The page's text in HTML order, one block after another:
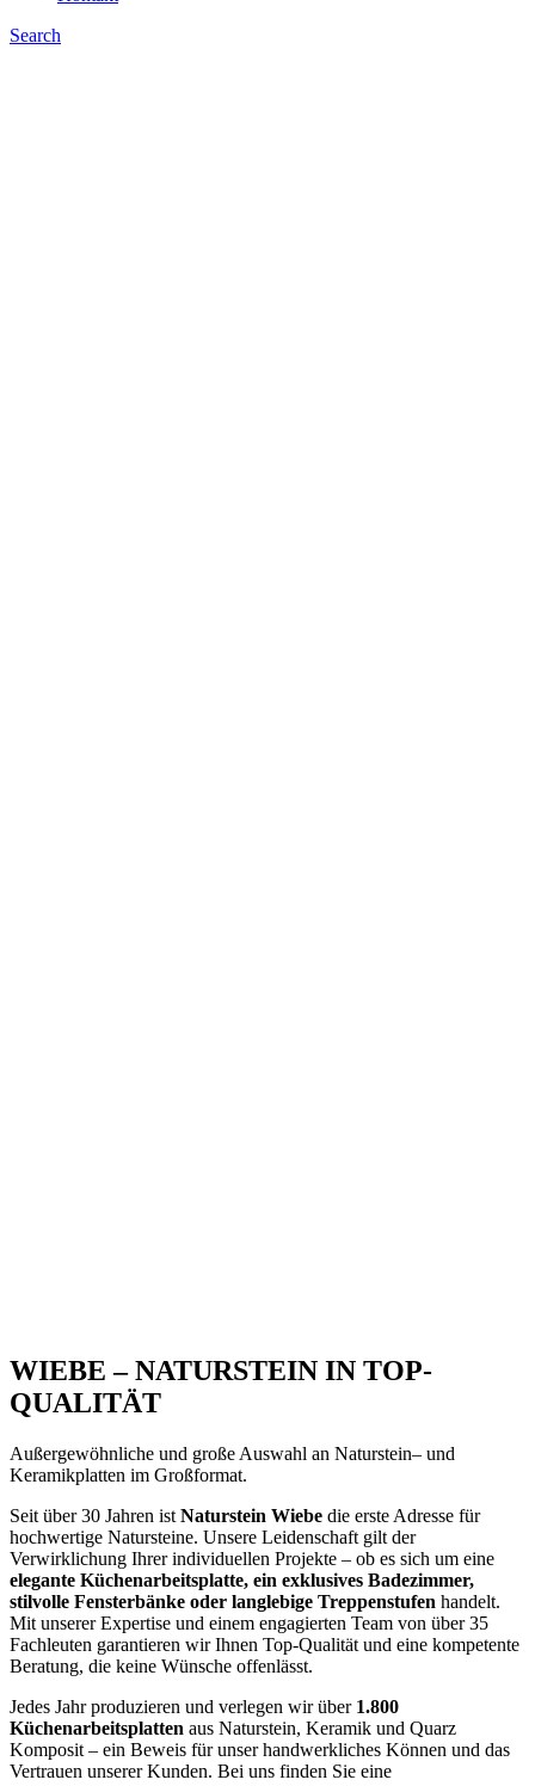
Search
WIEBE – NATURSTEIN IN TOP-
QUALITÄT
Außergewöhnliche und große Auswahl an Naturstein– und
Keramikplatten im Großformat.
Seit über 30 Jahren ist Naturstein Wiebe die erste Adresse für
hochwertige Natursteine. Unsere Leidenschaft gilt der
Verwirklichung Ihrer individuellen Projekte – ob es sich um eine
elegante Küchenarbeitsplatte, ein exklusives Badezimmer,
stilvolle Fensterbänke oder langlebige Treppenstufen handelt.
Mit unserer Expertise und einem engagierten Team von über 35
Fachleuten garantieren wir Ihnen Top-Qualität und eine kompetente
Beratung, die keine Wünsche offenlässt.
Jedes Jahr produzieren und verlegen wir über 1.800
Küchenarbeitsplatten aus Naturstein, Keramik und Quarz
Komposit – ein Beweis für unser handwerkliches Können und das
Vertrauen unserer Kunden. Bei uns finden Sie eine